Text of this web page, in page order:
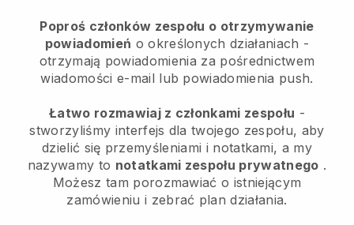
Poproś członków zespołu o otrzymywanie
powiadomień o określonych działaniach -
otrzymają powiadomienia za pośrednictwem
wiadomości e-mail lub powiadomienia push.
Łatwo rozmawiaj z członkami zespołu -
stworzyliśmy interfejs dla twojego zespołu, aby
dzielić się przemyśleniami i notatkami, a my
nazywamy to notatkami zespołu prywatnego .
Możesz tam porozmawiać o istniejącym
zamówieniu i zebrać plan działania.